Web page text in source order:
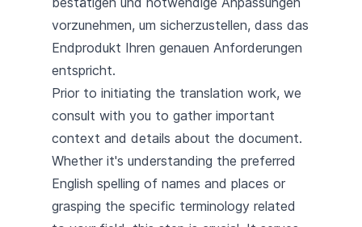
vorzunehmen, um sicherzustellen, dass das
Endprodukt Ihren genauen Anforderungen
entspricht.
Prior to initiating the translation work, we
consult with you to gather important
context and details about the document.
Whether it's understanding the preferred
English spelling of names and places or
grasping the specific terminology related